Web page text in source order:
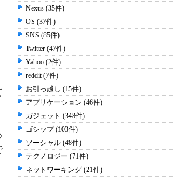
Nexus (35件)
OS (37件)
SNS (85件)
Twitter (47件)
Yahoo (2件)
reddit (7件)
お引っ越し (15件)
アプリケーション (46件)
ガジェット (348件)
ゴシップ (103件)
ソーシャル (48件)
テクノロジー (71件)
ネットワーキング (21件)